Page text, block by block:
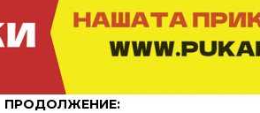
ПРОДОЛЖЕНИЕ: